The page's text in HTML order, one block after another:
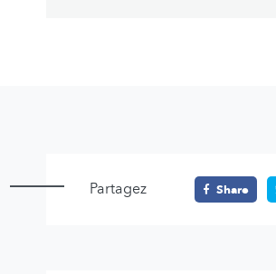
Partagez Share